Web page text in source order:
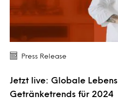
Press Release
Jetzt live: Globale
Getränketrends für 2024